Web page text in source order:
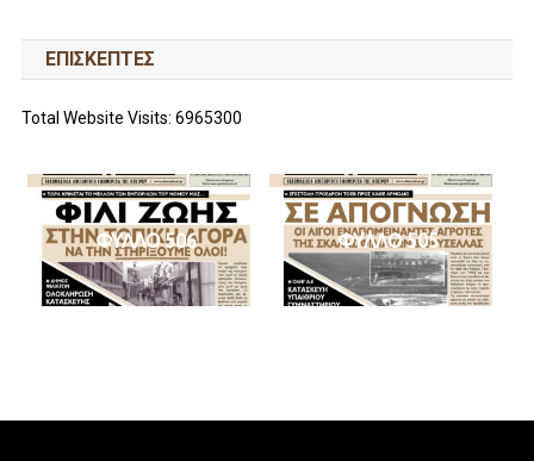
ΕΠΙΣΚΕΠΤΕΣ
Total Website Visits: 6965300
ΦΥΛΛΟ 506 ΦΥΛΛΟ 505